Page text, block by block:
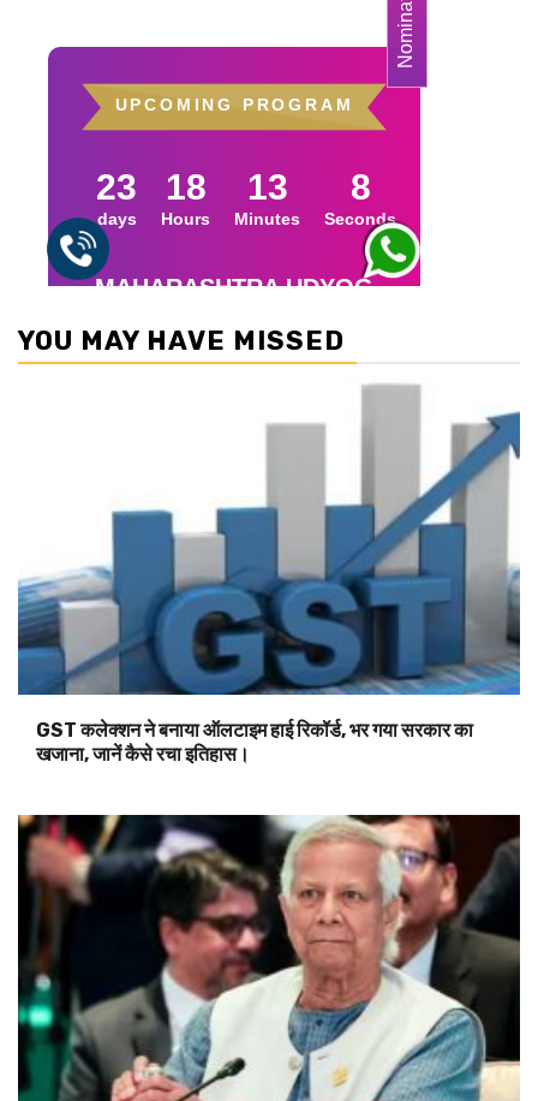
YOU MAY HAVE MISSED
GST कलेक्शन ने बनाया ऑलटाइम हाई रिकॉर्ड, भर गया सरकार का
खजाना, जानें कैसे रचा इतिहास।